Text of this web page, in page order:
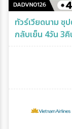
ทัวร์เวียดนาม ซุปต
กลับเย็น 4วัน 3